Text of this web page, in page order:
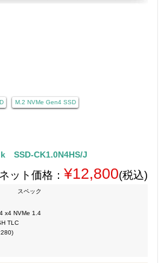
M.2 NVMe Gen4 SSD
SSD-CK1.0N4HS/J
ネット価格： ¥12,800(税込)
スペック
x4 NVMe 1.4
TLC